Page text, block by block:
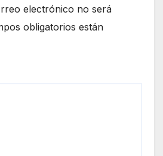
electrónico no será
obligatorios están